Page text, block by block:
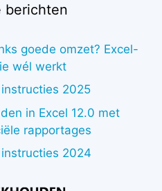
berichten
goede omzet? Excel-
wél werkt
2025
in Excel 12.0 met
rapportages
2024